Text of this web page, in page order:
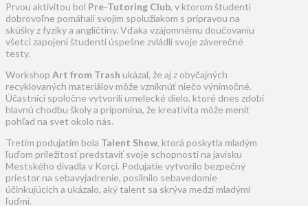
Prvou aktivitou bol Pre-Tutoring Club, v ktorom študenti
dobrovoľne pomáhali svojim spolužiakom s prípravou na
skúšky z fyziky a angličtiny. Vďaka vzájomnému doučovaniu
všetci zapojení študenti úspešne zvládli svoje záverečné
testy.
Workshop Art from Trash ukázal, že aj z obyčajných
recyklovaných materiálov môže vzniknúť niečo výnimočné.
Účastníci spoločne vytvorili umelecké dielo, ktoré dnes zdobí
hlavnú chodbu školy a pripomína, že kreativita môže meniť
pohľad na svet okolo nás.
Tretím podujatím bola Talent Show, ktorá poskytla mladým
ľuďom príležitosť predstaviť svoje schopnosti na javisku
Mestského divadla v Korçi. Podujatie vytvorilo bezpečný
priestor na sebavyjadrenie, posilnilo sebavedomie
účinkujúcich a ukázalo, aký talent sa skrýva medzi mladými
ľuďmi.